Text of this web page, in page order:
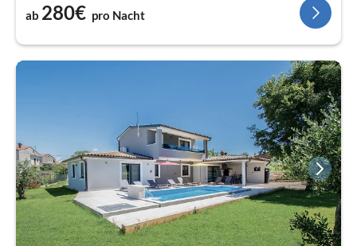
ab 280€ pro Nacht